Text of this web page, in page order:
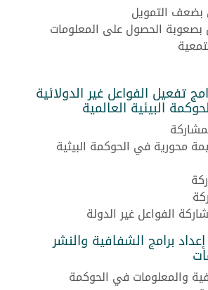
بضعف التمويل
بصعوبة الحصول على المعلومات
تفعيل الفواعل غير الدولائية
البيئية العالمية
محورية في الحوكمة البيثية
الفواعل غير الدولة
برامج الشفافية والنشر
والمعلومات في الحوكمة